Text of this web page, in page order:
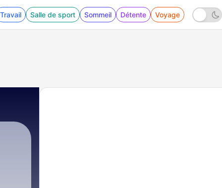
Travail Salle de sport Sommeil Détente Voyage